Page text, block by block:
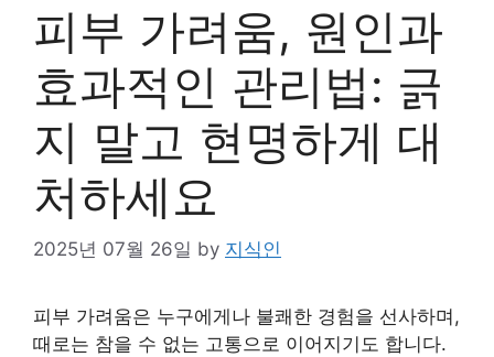
피부 가려움, 원인과
효과적인 관리법: 긁
지 말고 현명하게 대
처하세요
2025년 07월 26일 by 지식인
피부 가려움은 누구에게나 불쾌한 경험을 선사하며,
때로는 참을 수 없는 고통으로 이어지기도 합니다.